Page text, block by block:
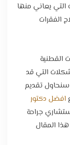
التي يعاني منها
الفقرات
القطنية
التي قد
سنحاول تقديم
افضل دكتور
جراحة
المقال